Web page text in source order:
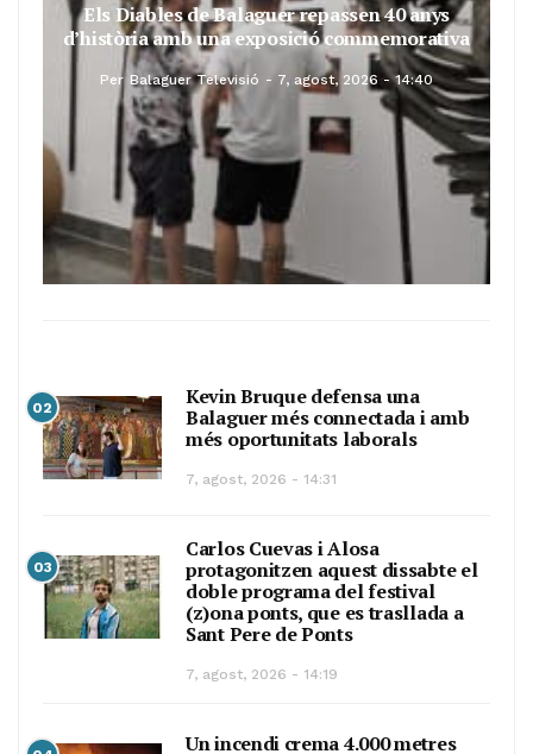
Els Diables de Balaguer repassen 40 anys
d’història amb una exposició commemorativa
Per Balaguer Televisió 7, agost, 2026 - 14:40
02
Kevin Bruque defensa una
Balaguer més connectada i amb
més oportunitats laborals
7, agost, 2026 - 14:31
03
Carlos Cuevas i Alosa
protagonitzen aquest dissabte el
doble programa del festival
(z)ona ponts, que es trasllada a
Sant Pere de Ponts
7, agost, 2026 - 14:19
Un incendi crema 4.000 metres